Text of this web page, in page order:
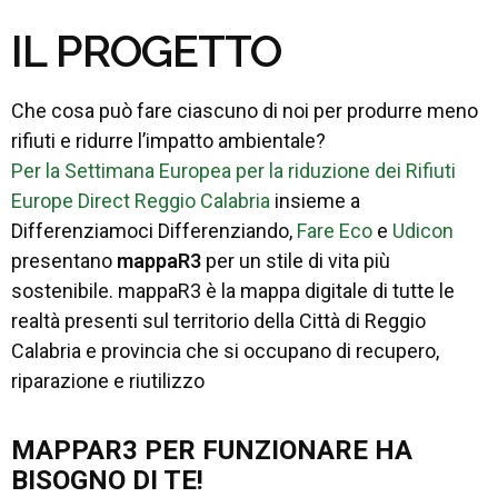
IL PROGETTO
Che cosa può fare ciascuno di noi per produrre meno
rifiuti e ridurre l’impatto ambientale?
Per la Settimana Europea per la riduzione dei Rifiuti
Europe Direct Reggio Calabria insieme a
Differenziamoci Differenziando, Fare Eco e Udicon
presentano mappaR3 per un stile di vita più
sostenibile. mappaR3 è la mappa digitale di tutte le
realtà presenti sul territorio della Città di Reggio
Calabria e provincia che si occupano di recupero,
riparazione e riutilizzo
MAPPAR3 PER FUNZIONARE HA
BISOGNO DI TE!